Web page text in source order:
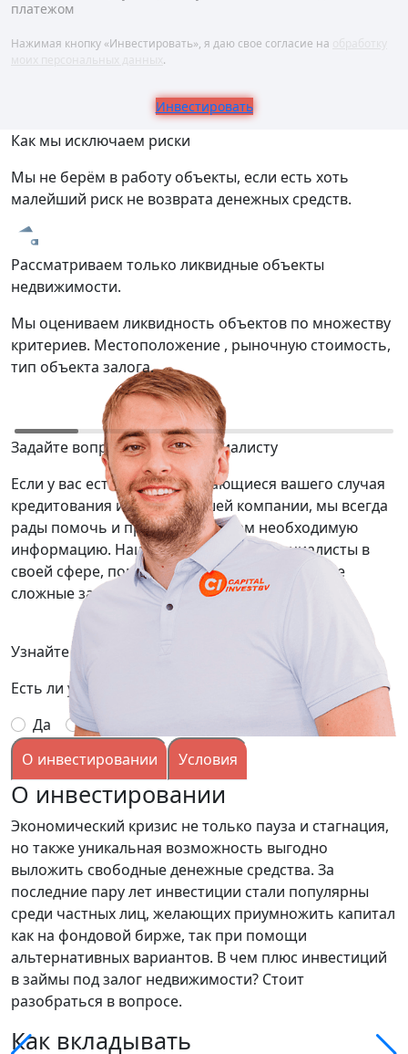
платежом
Нажимая кнопку «Инвестировать», я даю свое согласие на
.
Инвестировать
Как мы исключаем риски
Мы не берём в работу объекты, если есть хоть
малейший риск не возврата денежных средств.
Рассматриваем только ликвидные объекты
недвижимости.
Мы оцениваем ликвидность объектов по множеству
критериев. Местоположение , рыночную стоимость,
тип объекта залога.
Задайте вопрос нашему специалисту
Если у вас есть вопросы касающиеся вашего случая
кредитования или услуг нашей компании, мы всегда
рады помочь и предоставить вам необходимую
информацию. Наши сотрудники — специалисты в
своей сфере, помогут вам решить даже самые
сложные задачи.
Узнайте подробней условия, заполнив заявку:
Есть ли у вас опыт выдачи займов под залог?
Да
Нет
О инвестировании
Условия
О инвестировании
Экономический кризис не только пауза и стагнация,
но также уникальная возможность выгодно
выложить свободные денежные средства. За
последние пару лет инвестиции стали популярны
среди частных лиц, желающих приумножить капитал
как на фондовой бирже, так при помощи
альтернативных вариантов. В чем плюс инвестиций
в займы под залог недвижимости? Стоит
разобраться в вопросе.
Как вкладывать